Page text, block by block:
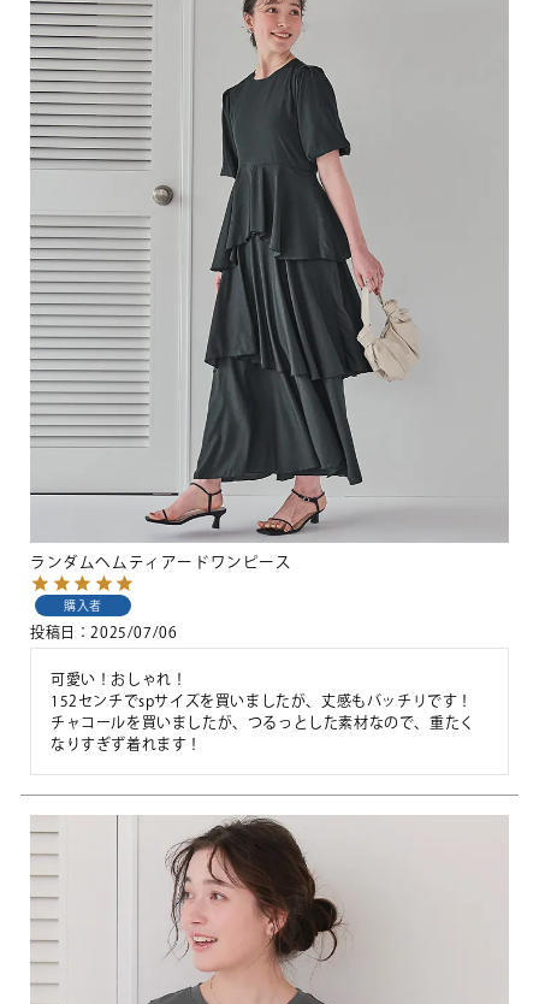
ランダムヘムティアードワンピース
購入者
投稿日 2025/07/06
可愛い！おしゃれ！
152センチでspサイズを買いましたが、丈感もバッチリです！
チャコールを買いましたが、つるっとした素材なので、重たく